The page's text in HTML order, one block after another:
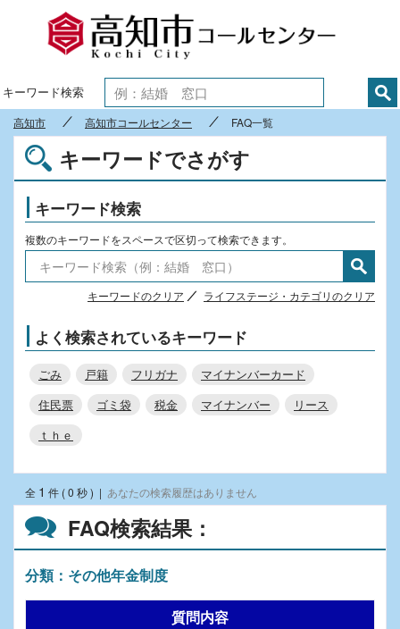
キーワード検索
高知市 高知市コールセンター FAQ一覧
キーワードでさがす
キーワード検索
複数のキーワードをスペースで区切って検索できます。
キーワードのクリア ライフステージ・カテゴリのクリア
よく検索されているキーワード
ごみ 戸籍 フリガナ
マイナンバーカード
住民票
ゴミ袋 税金 マイナンバー
リース
ｔｈｅ
FAQ検索結果：
分類：その他年金制度
全 1 件 ( 0 秒 ) | あなたの検索履歴はありません
質問内容